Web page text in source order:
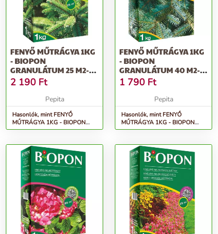
FENYŐ MŰTRÁGYA 1KG
- BIOPON
GRANULÁTUM 25 M2-RE
ELEGENDŐ
TÖBBKOMP...
2 190 Ft
Pepita
Hasonlók, mint FENYŐ
MŰTRÁGYA 1KG - BIOPON
granulátum 25 m2-re elegendő
FENYŐ MŰTRÁGYA 1KG
- BIOPON
GRANULÁTUM 40 M2-
RE ELEGENDŐ
TÖBBKOMP...
1 790 Ft
Pepita
Hasonlók, mint FENYŐ
MŰTRÁGYA 1KG - BIOPON
granulátum 40 m2-re elegendő